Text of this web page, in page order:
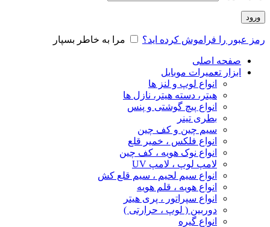
ورود
رمز عبور را فراموش کرده اید؟ مرا به خاطر بسپار
صفحه اصلی
ابزار تعمیرات موبایل
انواع لوپ و لنز ها
هیتر، دسته هیتر، نازل ها
انواع پیچ‌ گوشتی و پنس
بطری تینر
سیم چین و کف چین
انواع فلکس ، خمیر قلع
انواع نوک هویه ، کف چین
لامپ لوپ ، لامپ UV
انواع سیم لحیم ، سیم قلع کش
انواع هویه ، قلم هویه
انواع سپراتور ، پری هیتر
دوربین ( لوپ ، حرارتی )
انواع گیره